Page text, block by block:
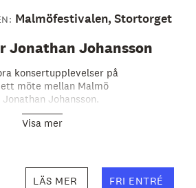
Malmöfestivalen, Stortorget
Jonathan Johansson
konsertupplevelser på
möte mellan Malmö
Johansson.
Visa mer
FRI ENTRÉ
LÄS MER